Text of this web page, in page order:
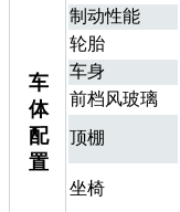
车
体
配
置
制动性能
轮胎
车身
前档风玻璃
顶棚
坐椅